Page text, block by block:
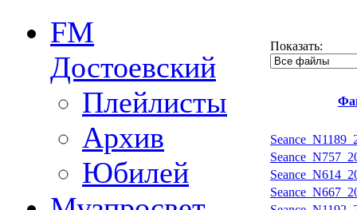
FM
Достоевский
Плейлисты
Архив
Юбилей
Показать: